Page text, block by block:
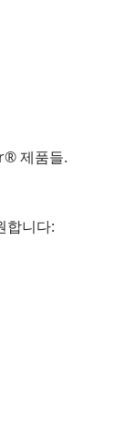
제품들.
합니다: